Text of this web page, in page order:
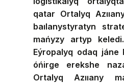
qatar Ortalyq
baılanystyratyn
mańyzy artyp keledi.
Eýropalyq odaq jáne
óńirge erekshe
Ortalyq Azııany